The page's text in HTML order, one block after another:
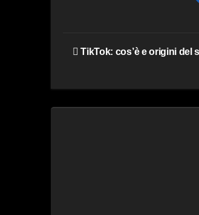
Navigazione
TikTok: cos’è e origini del